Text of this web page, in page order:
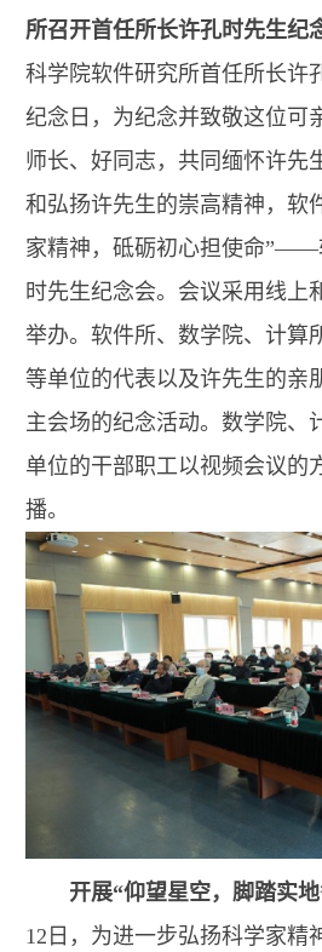
所召开首任所长许孔时先生纪
科学院软件研究所首任所长许
纪念日，为纪念并致敬这位可
师长、好同志，共同缅怀许先
和弘扬许先生的崇高精神，软
家精神，砥砺初心担使命”——
时先生纪念会。会议采用线上
举办。软件所、数学院、计算
等单位的代表以及许先生的亲
主会场的纪念活动。数学院、
单位的干部职工以视频会议的
播。
开展“仰望星空，脚踏实
12日，为进一步弘扬科学家精